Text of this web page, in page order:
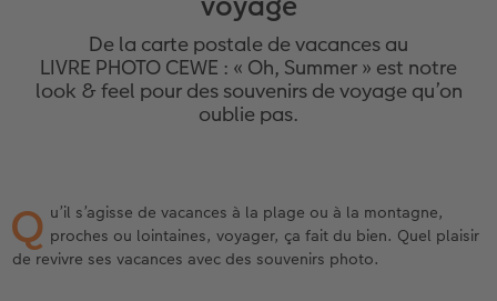
Étui personnalisé
Pochette souvenirs
LIVRE PHOTO CEWE Bébé
Premières étapes
Possibilités de commande
Tirages photo sur papier recyclé
Poster premium
Lot de photos
Tirages immédiats
Affiche carte personnalisée
Pêle-mêle
Photo sur alu-dibond
Autres occasions
Cartes à rabat
Cartes photo
Carte à l’unité
Décoration
Jeux
École et bureau
Faber-Castell
Calendriers muraux avec design
Calendrier mural A4
Calendrier mural A4 Panorama
Calendrier de bureau carré
Carte de vœux personnalisée
Planche de photos
Pêle-mêle
Photos d’identité biométriques
pour l’anniversaire
Cadeaux de fête des mères
Cadeaux pour le départ
pour les jeunes mariés
Mariage
Livre de l’année
Concours photos
De la carte postale de vacances au
LIVRE PHOTO CEWE : « Oh, Summer » est notre
look & feel pour des souvenirs de voyage qu’on
oublie pas.
Q u’il s’agisse de vacances à la plage ou à la montagne,
proches ou lointaines, voyager, ça fait du bien. Quel plaisir
de revivre ses vacances avec des souvenirs photo.